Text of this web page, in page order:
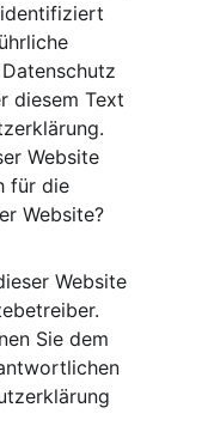
diesem Text
Website
für die
Website?
Website
Sie dem